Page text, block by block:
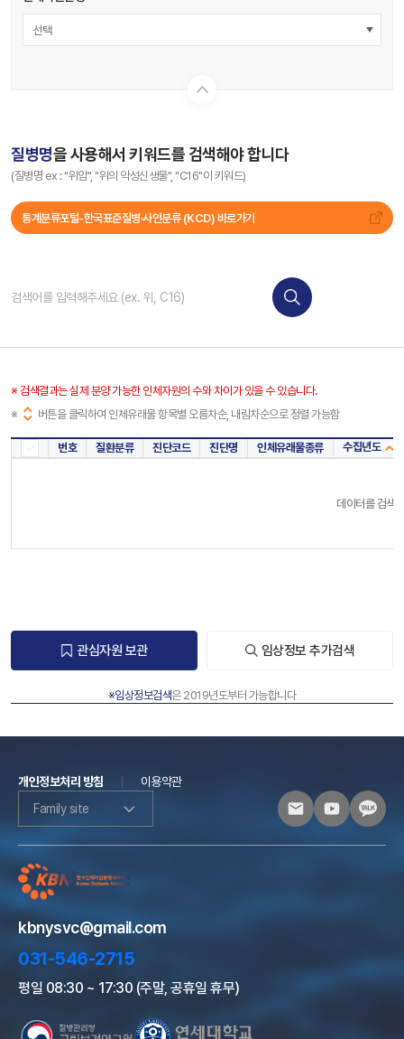
선택
질병명을 사용해서 키워드를 검색해야 합니다
(질병명 ex : "위암", "위의 악성신생물", "C16"이 키워드)
통계분류포털-한국표준질병∙사인분류 (KCD) 바로가기
※ 검색결과는 실제 분양 가능한 인체자원의 수와 차이가 있을 수 있습니다.
※
버튼을 클릭하여 인체유래물 항목별 오름차순, 내림차순으로 정렬 가능함
번호 질환분류 진단코드 진단명 인체유래물종류 수집년도
데이터를 검색
관심자원 보관 임상정보 추가검색
※임상정보검색은 2019년도부터 가능합니다
개인정보처리 방침
이용약관
Family site
kbnysvc@gmail.com
031-546-2715
평일 08:30 ~ 17:30 (주말, 공휴일 휴무)